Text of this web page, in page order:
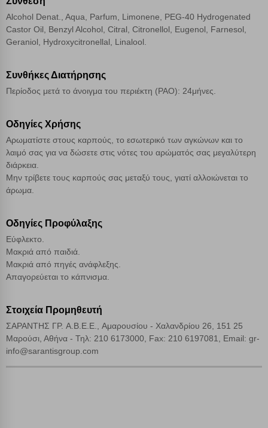
Alcohol Denat., Aqua, Parfum, Limonene, PEG-40 Hydrogenated
Castor Oil, Benzyl Alcohol, Citral, Citronellol, Eugenol, Farnesol,
Geraniol, Hydroxycitronellal, Linalool.
Συνθήκες Διατήρησης
Περίοδος μετά το άνοιγμα του περιέκτη (PAO): 24μήνες.
Οδηγίες Χρήσης
Αρωματίστε στους καρπούς, το εσωτερικό των αγκώνων και το
λαιμό σας για να δώσετε στις νότες του αρώματός σας μεγαλύτερη
διάρκεια.
Μην τρίβετε τους καρπούς σας μεταξύ τους, γιατί αλλοιώνεται το
άρωμα.
Οδηγίες Προφύλαξης
Εύφλεκτο.
Μακριά από παιδιά.
Μακριά από πηγές ανάφλεξης.
Απαγορεύεται το κάπνισμα.
Στοιχεία Προμηθευτή
ΣΑΡΑΝΤΗΣ ΓΡ. A.B.E.E., Αμαρουσίου - Χαλανδρίου 26, 151 25
Μαρούσι, Αθήνα - Τηλ: 210 6173000, Fax: 210 6197081, Εmail: gr-
info@sarantisgroup.com
Λειτουργικά cookies